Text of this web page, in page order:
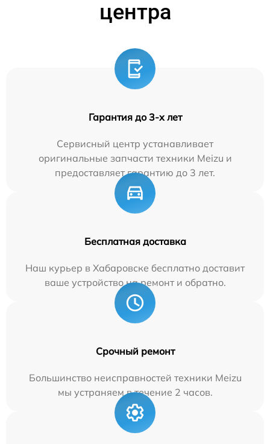
центра
Гарантия до 3-х лет
Сервисный центр устанавливает
оригинальные запчасти техники Meizu и
предоставляет гарантию до 3 лет.
Бесплатная доставка
Наш курьер в Хабаровске бесплатно доставит
ваше устройство на ремонт и обратно.
Срочный ремонт
Большинство неисправностей техники Meizu
мы устраняем в течение 2 часов.